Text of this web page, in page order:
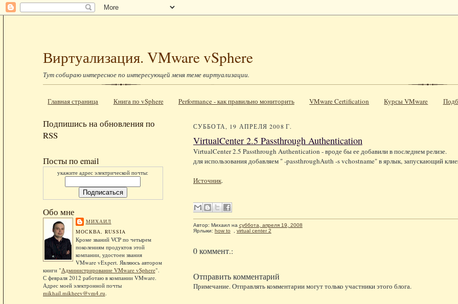
Виртуализация. VMware vSphere
Тут собираю интересное по интересующей меня теме виртуализации.
Главная страница Книга по vSphere Performance - как правильно мониторить VMware Certification Курсы VMware
Подпишись на обновления по
RSS
Посты по email
укажите адрес электрической почты:
Обо мне
МИХАИЛ
МОСКВА, RUSSIA
Кроме званий VCP по четырем
поколениям продуктов этой
компании, удостоен звания
VMware vExpert. Являюсь автором
книги "Администрирование VMware vSphere".
С февраля 2012 работаю в компании VMware.
Адрес моей электронной почты
mikhail.mikheev@vm4.ru.
СУББОТА, 19 АПРЕЛЯ 2008 Г.
VirtualCenter 2.5 Passthrough Authentication
VirtualCenter 2.5 Passthrough Authentication - вроде бы ее добавили в последнем релизе.
для использования добавляем " -passthroughAuth -s vchostname" в ярлык, запускающий
Источник.
Автор: Михаил на суббота, апреля 19, 2008
Ярлыки: how to virtual center 2
0 коммент.:
Отправить комментарий
Примечание. Отправлять комментарии могут только участники этого блога.